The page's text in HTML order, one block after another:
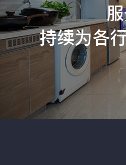
持续为各